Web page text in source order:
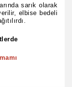
sarık olarak
elbise bedeli